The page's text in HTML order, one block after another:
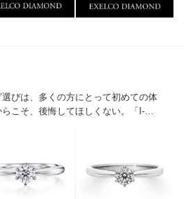
びは、多くの方にとって初めての体
こそ、後悔してほしくない。「I-
す。リング選びの最初の一歩をご一
プリモへ。